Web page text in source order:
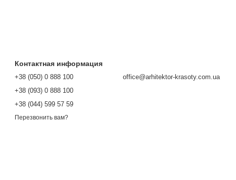
Контактная информация
+38 (050) 0 888 100
+38 (093) 0 888 100
+38 (044) 599 57 59
Перезвонить вам?
office@arhitektor-krasoty.com.ua